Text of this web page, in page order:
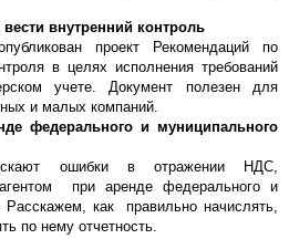
внутренний контроль
проект Рекомендаций по
в целях исполнения требований
учете. Документ полезен для
и малых компаний.
федерального и муниципального
ошибки в отражении НДС,
при аренде федерального и
как правильно начислять,
по нему отчетность.